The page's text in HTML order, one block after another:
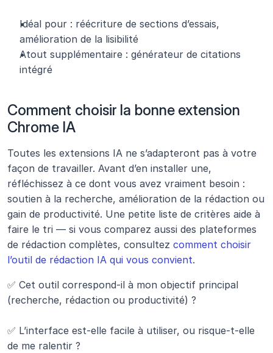
Idéal pour : réécriture de sections d’essais,
amélioration de la lisibilité
Atout supplémentaire : générateur de citations
intégré
Comment choisir la bonne extension
Chrome IA
Toutes les extensions IA ne s’adapteront pas à votre
façon de travailler. Avant d’en installer une,
réfléchissez à ce dont vous avez vraiment besoin :
soutien à la recherche, amélioration de la rédaction ou
gain de productivité. Une petite liste de critères aide à
faire le tri — si vous comparez aussi des plateformes
de rédaction complètes, consultez comment choisir
l’outil de rédaction IA qui vous convient.
✅ Cet outil correspond-il à mon objectif principal
(recherche, rédaction ou productivité) ?
✅ L’interface est-elle facile à utiliser, ou risque-t-elle
de me ralentir ?